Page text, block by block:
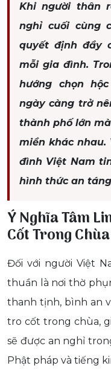
Khi người thân
nghỉ cuối cùng
quyết định đầy
mỗi gia đình.
hướng chọn
ngày càng trở
thành phố lớn
miền khác nhau.
đình Việt Nam
hình thức an
Ý Nghĩa Tâm
Cốt Trong Chùa
Đối với người Việt
thuần là nơi thờ
thanh tịnh, bình an
tro cốt trong chùa,
sẽ được an nghỉ
Phật pháp và tiếng